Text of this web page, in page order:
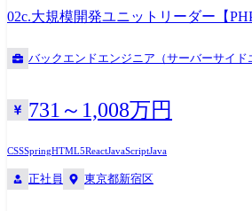
DevOpsパイプラインの整備 ・開発チームおよ
リケーション開発環境、DevOps基盤 インフラ:
ウドのハイブリッド構成 【変更の範囲】会社の定める業務※ ※業務の都
がある。
02c.大規模開発ユニットリーダー【
バックエンドエンジニア（サーバーサイド
731～1,008万円
CSSSpringHTML5ReactJavaScriptJava
正社員 東京都新宿区